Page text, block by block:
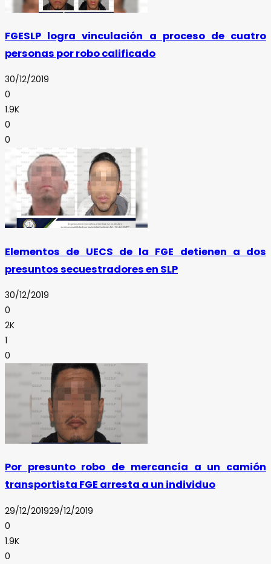
FGESLP logra vinculación a proceso de cuatro
personas por robo calificado
30/12/2019
0
1.9K
0
0
Elementos de UECS de la FGE detienen a dos
presuntos secuestradores en SLP
30/12/2019
0
2K
1
0
Por presunto robo de mercancía a un camión
transportista FGE arresta a un individuo
29/12/201929/12/2019
0
1.9K
0